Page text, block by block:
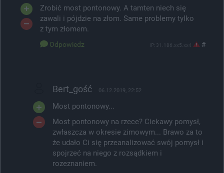
Zrobić most pontonowy. A tamten niech się
zawali i pójdzie na złom. Same problemy tylko
z tym złomem.
Odpowiedz IP: 31.186.xx5.xx4 #
Bert_gość 06.12.2019, 22:52
Most pontonowy...
Most pontonowy na rzece? Ciekawy pomysł,
zwłaszcza w okresie zimowym... Brawo za to
że udało Ci się przeanalizować swój pomysł i
spojrzeć na niego z rozsądkiem i
rozeznaniem.